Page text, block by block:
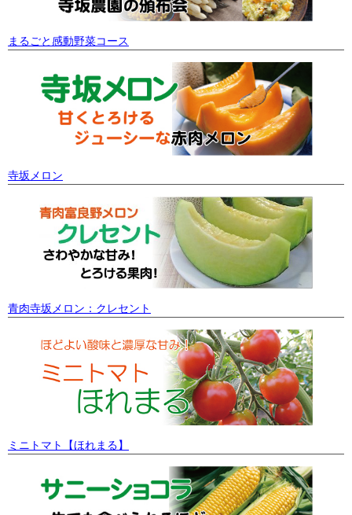
まるごと感動野菜コース
寺坂メロン
青肉寺坂メロン：クレセント
ミニトマト【ほれまる】